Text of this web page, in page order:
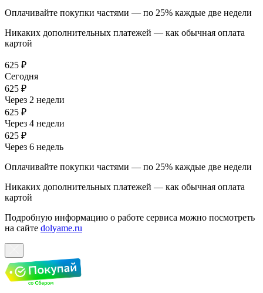
Оплачивайте покупки частями — по 25% каждые две недели
Никаких дополнительных платежей — как обычная оплата
картой
625 ₽
Сегодня
625 ₽
Через 2 недели
625 ₽
Через 4 недели
625 ₽
Через 6 недель
Оплачивайте покупки частями — по 25% каждые две недели
Никаких дополнительных платежей — как обычная оплата
картой
Подробную информацию о работе сервиса можно посмотреть
на сайте dolyame.ru